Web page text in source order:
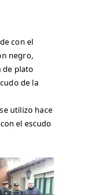
con el
negro,
de plato
de la
utilizo hace
el escudo